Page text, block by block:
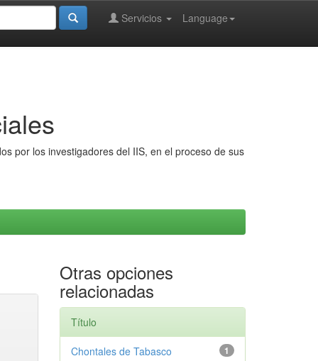
Language
Servicios
por los investigadores del IIS, en el proceso de sus
Otras opciones
relacionadas
Título
1
Chontales de Tabasco